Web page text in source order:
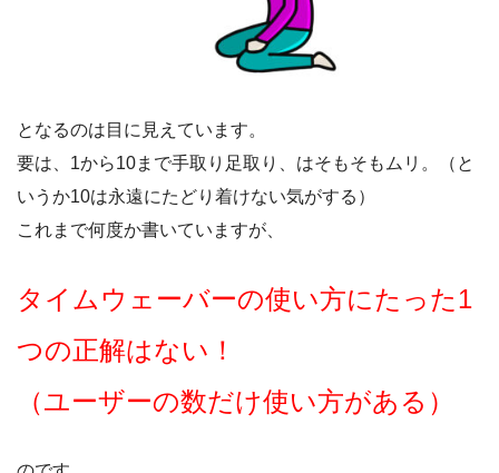
となるのは目に見えています。
要は、1から10まで手取り足取り、はそもそもムリ。（と
いうか10は永遠にたどり着けない気がする）
これまで何度か書いていますが、
タイムウェーバーの使い方にたった1
つの正解はない！
（ユーザーの数だけ使い方がある）